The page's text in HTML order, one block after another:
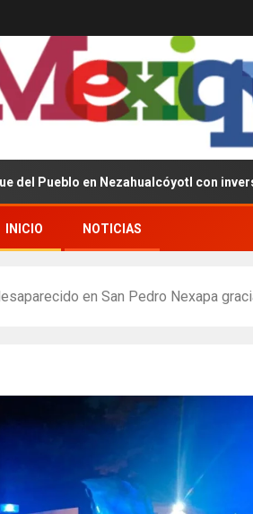
en Nezahualcóyotl con inversión de
INICIO NOTICIAS
en San Pedro Nexapa